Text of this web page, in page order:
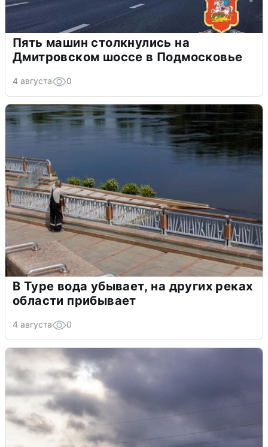
Пять машин столкнулись на
Дмитровском шоссе в Подмосковье
4 августа 0
В Туре вода убывает, на других реках
области прибывает
4 августа 0